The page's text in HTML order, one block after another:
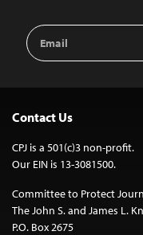
Email
Address
Contact Us
CPJ is a 501(c)3 non-profit.
Our EIN is 13-3081500.
Committee to Protect
The John S. and James L.
P.O. Box 2675